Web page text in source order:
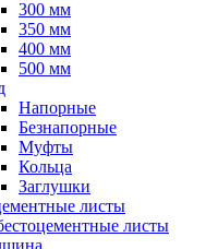
300 мм
350 мм
400 мм
500 мм
Напорные
Безнапорные
Муфты
Кольца
Заглушки
листы
листы